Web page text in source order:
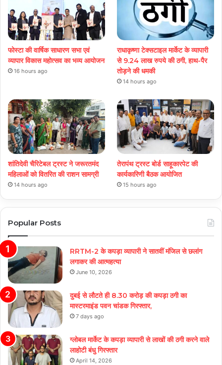
फोस्टा की वार्षिक साधारण सभा एवं
व्यापार विकास महोत्सव का भव्य आयोजन
16 hours ago
राधाकृष्णा टेक्सटाइल मार्केट के व्यापारी
से 9.24 लाख रुपये की ठगी, हाथ-पैर
तोड़ने की धमकी
14 hours ago
शांतिदेवी चैरिटेबल ट्रस्ट ने जरूरतमंद
महिलाओं को वितरित की राशन सामग्री
14 hours ago
तेरापंथ ट्रस्ट बोर्ड साहूकारपेट की
कार्यकारिणी बैठक आयोजित
15 hours ago
Popular Posts
RRTM-2 के कपड़ा व्यापारी ने सातवीं मंजिल से छलांग
लगाकर की आत्महत्या
June 10, 2026
दुबई से लौटते ही 8.30 करोड़ की कपड़ा ठगी का
मास्टरमाइंड पवन चांडक गिरफ्तार,
7 days ago
ग्लोबल मार्केट के कपड़ा व्यापारी से लाखों की ठगी करने वाले
लाहोटी बंधु गिरफ्तार
April 14, 2026